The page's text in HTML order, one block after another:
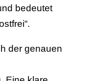
bedeutet
der genauen